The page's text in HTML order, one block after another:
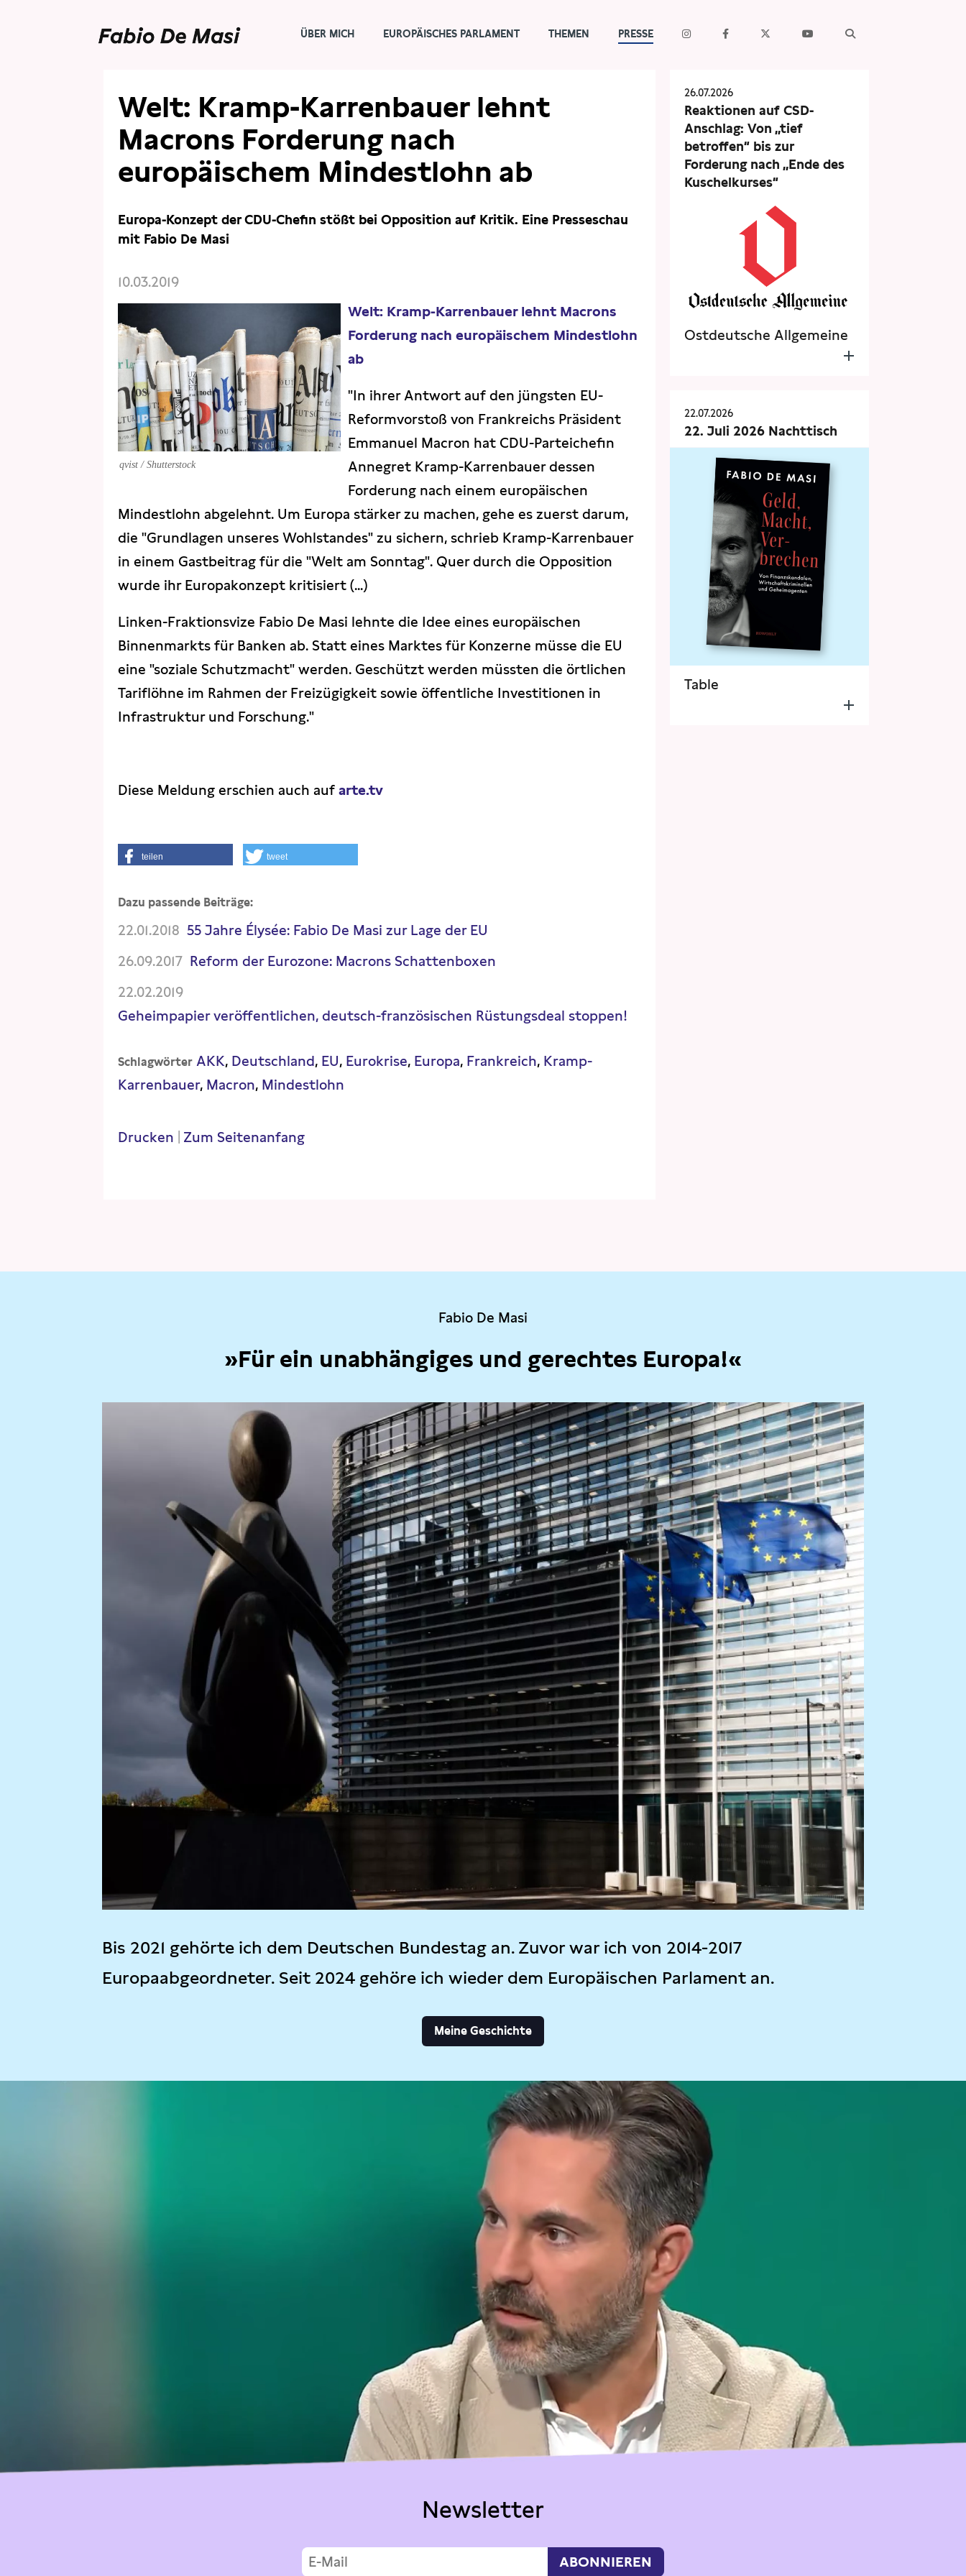
ÜBER MICH EUROPÄISCHES PARLAMENT THEMEN PRESSE
Welt: Kramp-Karrenbauer lehnt
Macrons Forderung nach
europäischem Mindestlohn ab
Europa-Konzept der CDU-Chefin stößt bei Opposition auf Kritik. Eine Presseschau
mit Fabio De Masi
10.03.2019
qvist / Shutterstock
Welt: Kramp-Karrenbauer lehnt Macrons
Forderung nach europäischem Mindestlohn
ab
"In ihrer Antwort auf den jüngsten EU-
Reformvorstoß von Frankreichs Präsident
Emmanuel Macron hat CDU-Parteichefin
Annegret Kramp-Karrenbauer dessen
Forderung nach einem europäischen
Mindestlohn abgelehnt. Um Europa stärker zu machen, gehe es zuerst darum,
die "Grundlagen unseres Wohlstandes" zu sichern, schrieb Kramp-Karrenbauer
in einem Gastbeitrag für die "Welt am Sonntag". Quer durch die Opposition
wurde ihr Europakonzept kritisiert (...)
Linken-Fraktionsvize Fabio De Masi lehnte die Idee eines europäischen
Binnenmarkts für Banken ab. Statt eines Marktes für Konzerne müsse die EU
eine "soziale Schutzmacht" werden. Geschützt werden müssten die örtlichen
Tariflöhne im Rahmen der Freizügigkeit sowie öffentliche Investitionen in
Infrastruktur und Forschung."
Diese Meldung erschien auch aufarte.tv
teilen tweet
Dazu passende Beiträge:
22.01.2018 55 Jahre Élysée: Fabio De Masi zur Lage der EU
26.09.2017 Reform der Eurozone: Macrons Schattenboxen
22.02.2019
Geheimpapier veröffentlichen, deutsch-französischen Rüstungsdeal stoppen!
Schlagwörter AKK Deutschland EU Eurokrise Europa Frankreich Kramp-
Karrenbauer Macron Mindestlohn
Drucken Zum Seitenanfang
26.07.2026
Reaktionen auf CSD-
Anschlag: Von „tief
betroffen“ bis zur
Forderung nach „Ende des
Kuschelkurses“
Ostdeutsche Allgemeine
22.07.2026
22. Juli 2026 Nachttisch
Table
Fabio De Masi
»Für ein unabhängiges und gerechtes Europa!«
Bis 2021 gehörte ich dem Deutschen Bundestag an. Zuvor war ich von 2014-2017
Europaabgeordneter. Seit 2024 gehöre ich wieder dem Europäischen Parlament an.
Meine Geschichte
Newsletter